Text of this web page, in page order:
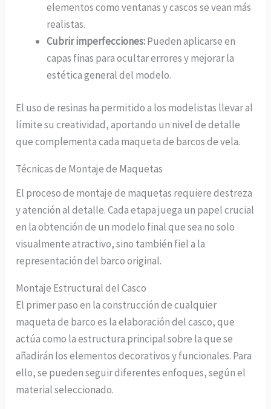
elementos como ventanas y cascos se vean más
realistas.
Cubrir imperfecciones:Pueden aplicarse en
capas finas para ocultar errores y mejorar la
estética general del modelo.
El uso de resinas ha permitido a los modelistas llevar al
límite su creatividad, aportando un nivel de detalle
que complementa cada maqueta de barcos de vela.
Técnicas de Montaje de Maquetas
El proceso de montaje de maquetas requiere destreza
y atención al detalle. Cada etapa juega un papel crucial
en la obtención de un modelo final que sea no solo
visualmente atractivo, sino también fiel a la
representación del barco original.
Montaje Estructural del Casco
El primer paso en la construcción de cualquier
maqueta de barco es la elaboración del casco, que
actúa como la estructura principal sobre la que se
añadirán los elementos decorativos y funcionales. Para
ello, se pueden seguir diferentes enfoques, según el
material seleccionado.